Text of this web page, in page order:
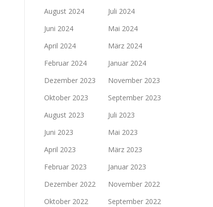
August 2024
Juli 2024
Juni 2024
Mai 2024
April 2024
März 2024
Februar 2024
Januar 2024
Dezember 2023
November 2023
Oktober 2023
September 2023
August 2023
Juli 2023
Juni 2023
Mai 2023
April 2023
März 2023
Februar 2023
Januar 2023
Dezember 2022
November 2022
Oktober 2022
September 2022